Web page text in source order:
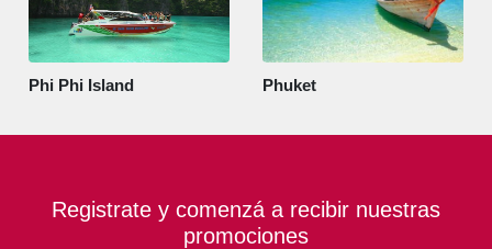
Phi Phi Island Phuket
Registrate y comenzá a recibir nuestras
promociones